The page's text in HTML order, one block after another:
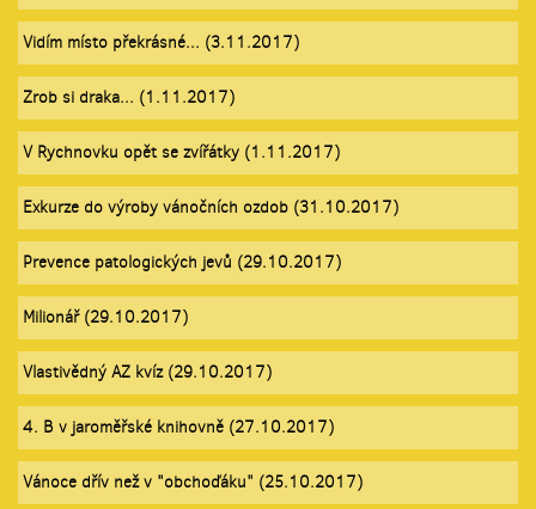
Vidím místo překrásné... (3.11.2017)
Zrob si draka... (1.11.2017)
V Rychnovku opět se zvířátky (1.11.2017)
Exkurze do výroby vánočních ozdob (31.10.2017)
Prevence patologických jevů (29.10.2017)
Milionář (29.10.2017)
Vlastivědný AZ kvíz (29.10.2017)
4. B v jaroměřské knihovně (27.10.2017)
Vánoce dřív než v "obchoďáku" (25.10.2017)